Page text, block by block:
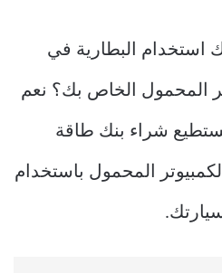
استخدام البطارية في
المحمول الخاص بك؟ نعم
شراء بنك طاقة
المحمول باستخدام